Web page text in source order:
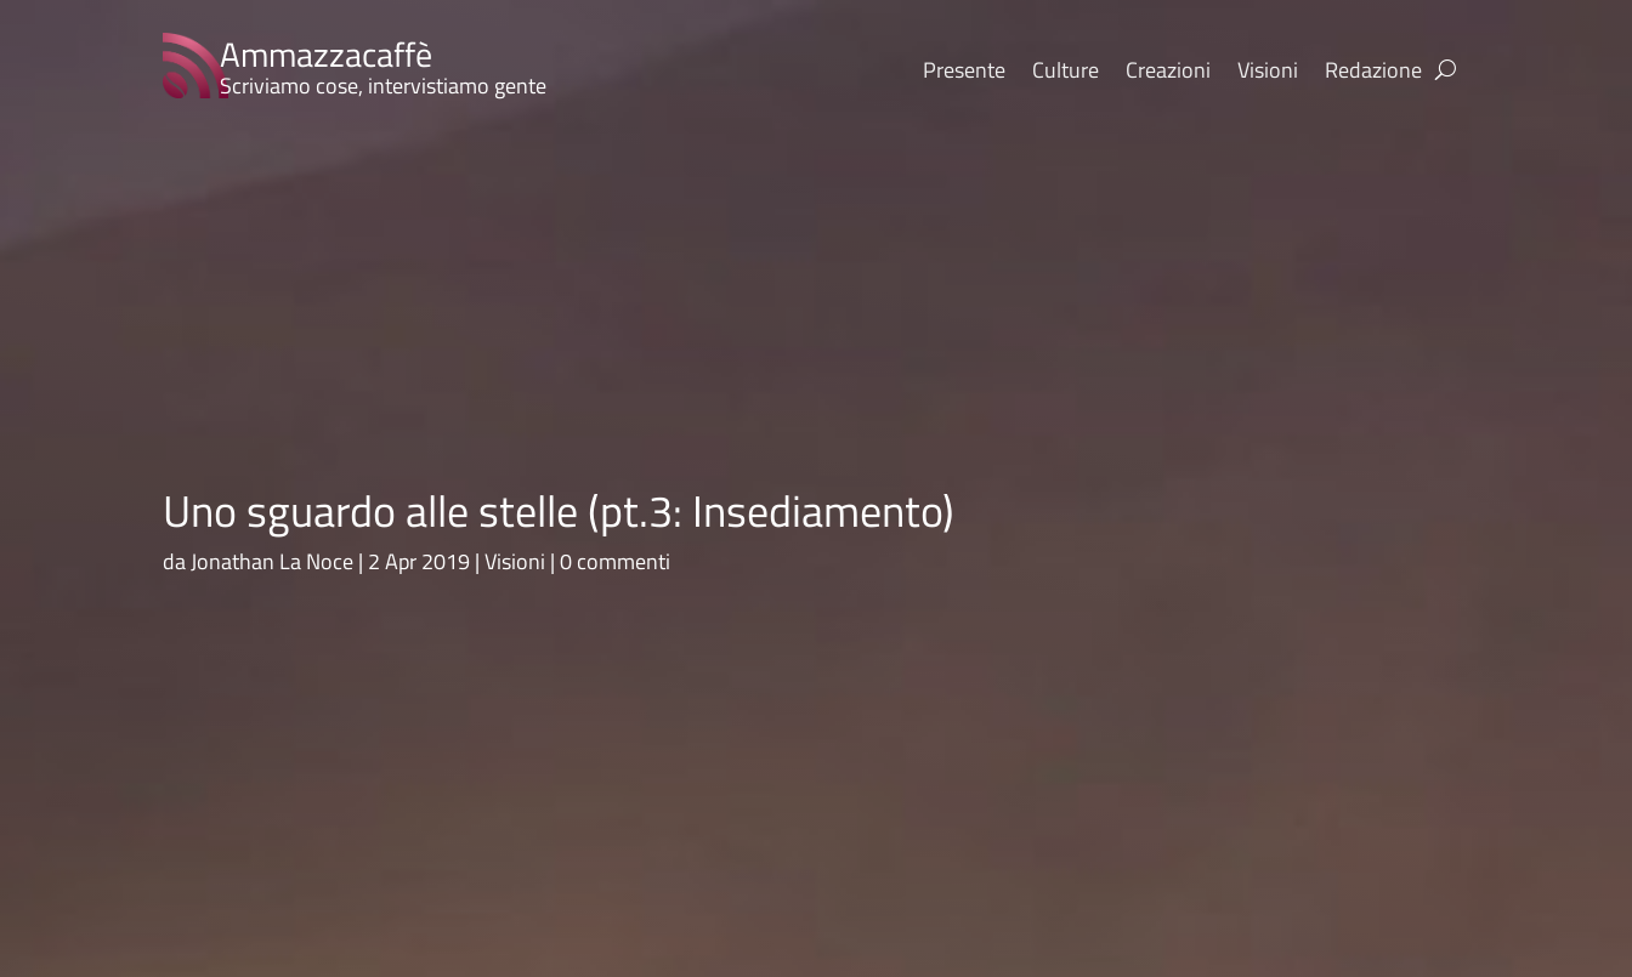
Ammazzacaffè
Scriviamo cose, intervistiamo gente Presente Culture Creazioni Visioni Redazione
Uno sguardo alle stelle (pt.3: Insediamento)
daJonathan La Noce 2 Apr 2019 Visioni 0 commenti